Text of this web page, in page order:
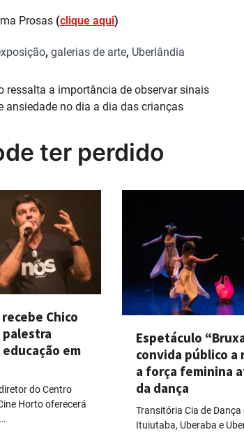
Prosas (clique aqui)
, galerias de arte, Uberlândia
ressalta a importância de observar sinais
ansiedade no dia a dia das crianças
ter perdido
Chico
palestra
em
do Centro
Horto oferecerá
Espetáculo
convida público a
a força feminina
da dança
Transitória Cia de
Ituiutaba, Uberaba e